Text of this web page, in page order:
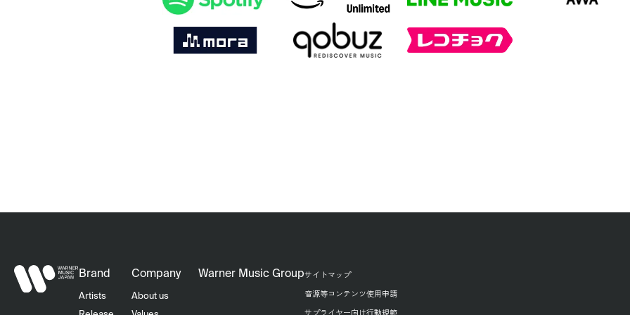
Brand
Artists
Company
About us
Warner Music Groupサイトマップ
音源等コンテンツ使用申請
サプライヤー向け行動規範